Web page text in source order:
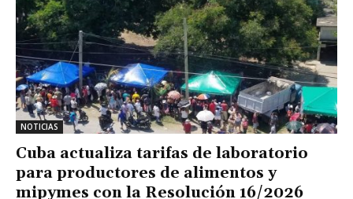
NOTICIAS
Cuba actualiza tarifas de laboratorio
para productores de alimentos y
mipymes con la Resolución 16/2026